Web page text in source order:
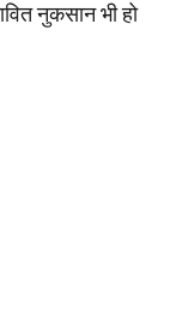
नुकसान भी हो